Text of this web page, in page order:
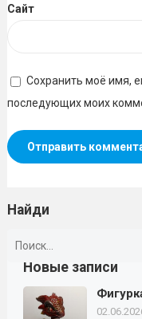
Сайт
Сохранить моё имя,
последующих моих
Найди
Новые записи